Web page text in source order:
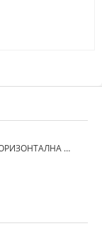
ЕДИНИЧНА РАМКА ХОРИЗОНТАЛНА SCHNEIDER ASFORA EPH5800171 - АНТРАЦИТ